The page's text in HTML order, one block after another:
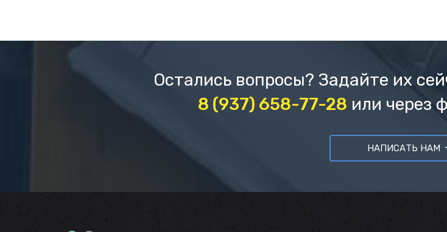
Остались вопросы? Задайте их
8 (937) 658-77-28 или через
НАПИСАТЬ НАМ